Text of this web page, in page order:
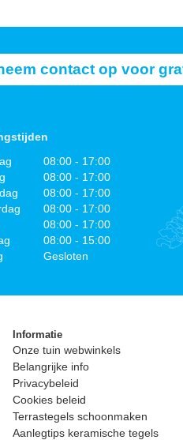
contact op voor
08:00 - 17:00
08:00 - 17:00
08:00 - 17:00
08:00 - 17:00
08:00 - 17:00
08:00 - 15:00
Gesloten
Informatie
Onze tuin webwinkels
Belangrijke info
Privacybeleid
Cookies beleid
Terrastegels schoonmaken
Aanlegtips keramische tegels